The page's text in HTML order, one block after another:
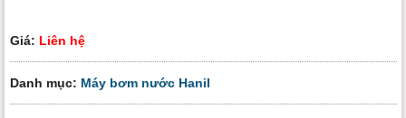
Giá: Liên hệ
Danh mục: Máy bơm nước Hanil